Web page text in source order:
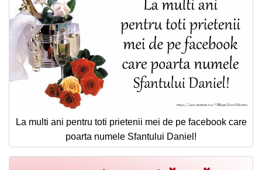
La multi ani pentru toti prietenii mei de pe facebook care
poarta numele Sfantului Daniel!